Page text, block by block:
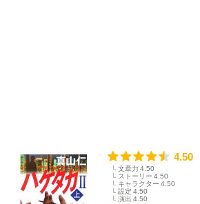
4.50
文章力 4.50
ストーリー 4.50
キャラクター 4.50
設定 4.50
演出 4.50